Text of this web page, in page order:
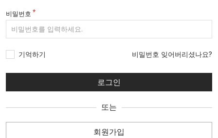
비밀번호
기억하기 비밀번호 잊어버리셨나요?
또는
회원가입